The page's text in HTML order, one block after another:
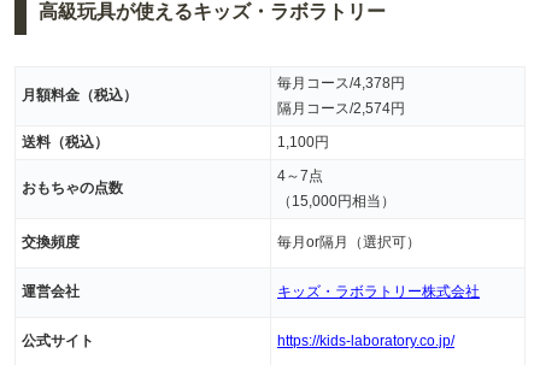
高級玩具が使えるキッズ・ラボラトリー
月額料金（税込）
毎月コース/4,378円
隔月コース/2,574円
送料（税込）
1,100円
おもちゃの点数
4～7点
（15,000円相当）
交換頻度 毎月or隔月（選択可）
運営会社 キッズ・ラボラトリー株式会社
公式サイト https://kids-laboratory.co.jp/